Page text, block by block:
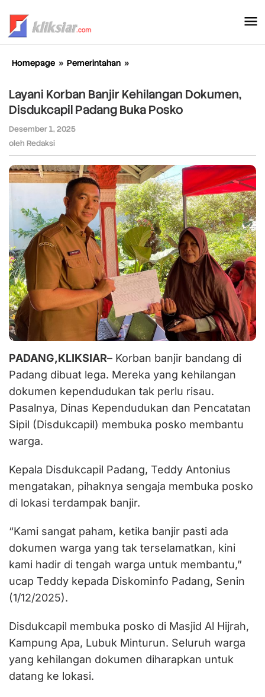
konten
Homepage » Pemerintahan »
Banjir
Kehilangan
Dokumen,
Posko
Layani Korban Banjir Kehilangan Dokumen,
Disdukcapil Padang Buka Posko
Desember 1, 2025
oleh Redaksi
PADANG,KLIKSIAR– Korban banjir bandang di
Padang dibuat lega. Mereka yang kehilangan
dokumen kependudukan tak perlu risau.
Pasalnya, Dinas Kependudukan dan Pencatatan
Sipil (Disdukcapil) membuka posko membantu
warga.
Kepala Disdukcapil Padang, Teddy Antonius
mengatakan, pihaknya sengaja membuka posko
di lokasi terdampak banjir.
“Kami sangat paham, ketika banjir pasti ada
dokumen warga yang tak terselamatkan, kini
kami hadir di tengah warga untuk membantu,”
ucap Teddy kepada Diskominfo Padang, Senin
(1/12/2025).
Disdukcapil membuka posko di Masjid Al Hijrah,
Kampung Apa, Lubuk Minturun. Seluruh warga
yang kehilangan dokumen diharapkan untuk
datang ke lokasi.